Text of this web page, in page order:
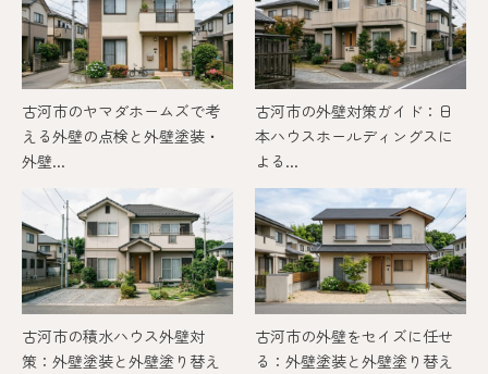
古河市のヤマダホームズで考
える外壁の点検と外壁塗装・
外壁...
古河市の外壁対策ガイド：日
本ハウスホールディングスに
よる...
古河市の積水ハウス外壁対
策：外壁塗装と外壁塗り替え
古河市の外壁をセイズに任せ
る：外壁塗装と外壁塗り替え